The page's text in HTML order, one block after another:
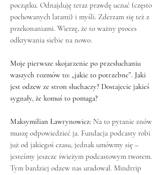
początku. Odnajduję teraz prawdę uczuć (często
pochowanych latami) i myśli. Zderzam się też z
przekonaniami. Wierzę, że to ważny proces
odkrywania siebie na nowo.
Moje pierwsze skojarzenie po przesłuchaniu
waszych rozmów to: „jakie to potrzebne”. Jaki
jest odzew ze stron słuchaczy? Dostajecie jakieś
sygnały, że komuś to pomaga?
Maksymilian Ławrynowicz: Na to pytanie znów
muszę odpowiedzieć ja. Fundacja podcasty robi
już od jakiegoś czasu, jednak umówmy się –
jesteśmy jeszcze świeżym podcastowym tworem.
Tym bardziej odzew nas uradował. Mindtrip